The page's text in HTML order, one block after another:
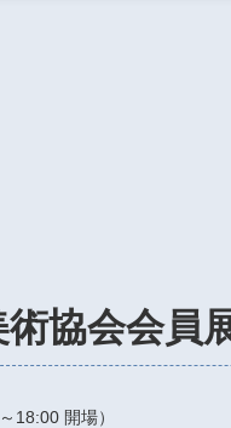
協会会員
18:00 開場）